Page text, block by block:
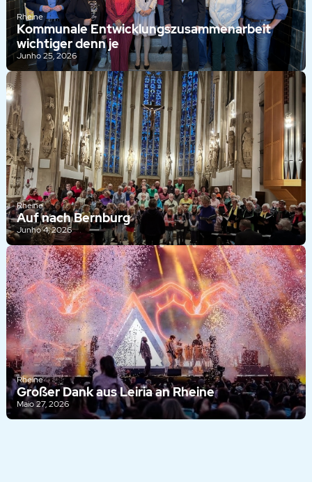
Rheine
Kommunale Entwicklungszusammenarbeit
wichtiger denn je
Junho 25, 2026
Rheine
Auf nach Bernburg
Junho 4, 2026
Rheine
Großer Dank aus Leiria an Rheine
Maio 27, 2026